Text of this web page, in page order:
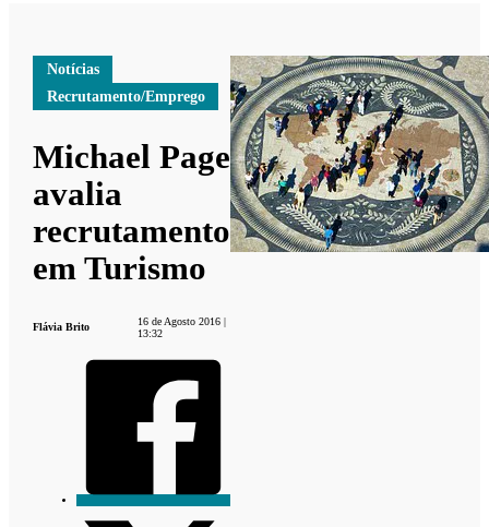
Notícias
Recrutamento/Emprego
Michael Page
avalia
recrutamento
em Turismo
Flávia Brito
16 de Agosto 2016 |
13:32